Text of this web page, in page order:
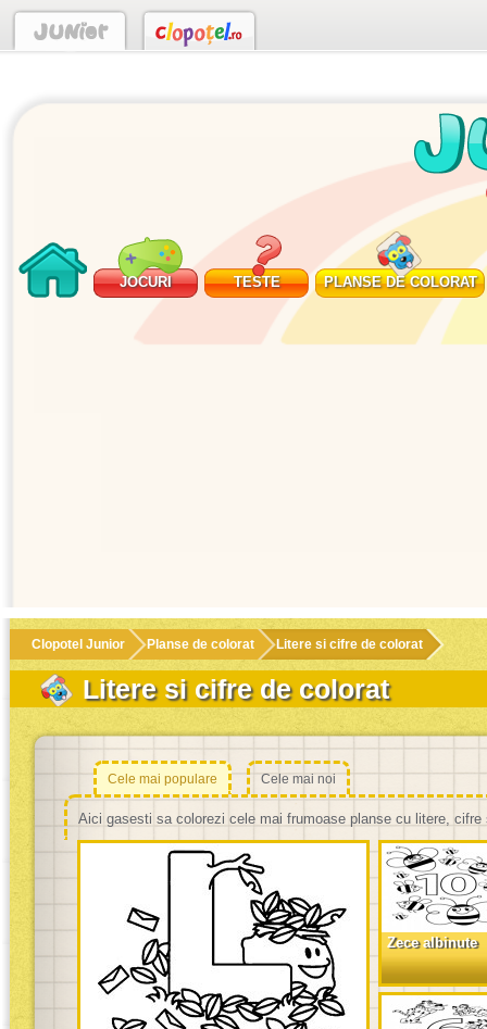
JOCURI TESTE PLANSE DE COLORAT
Clopotel Junior Planse de colorat Litere si cifre de colorat
Litere si cifre de colorat
Cele mai populare Cele mai noi
Aici gasesti sa colorezi cele mai frumoase planse cu litere,
Zece albinute